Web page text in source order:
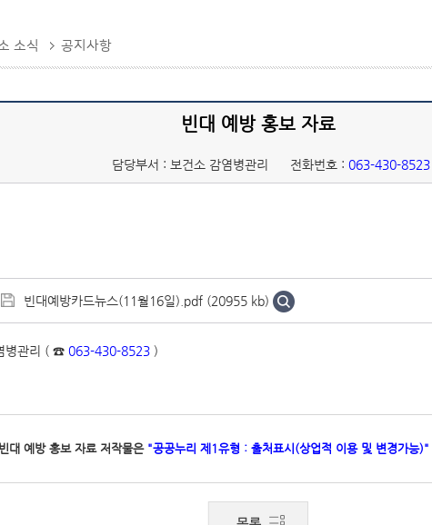
소식 공지사항
빈대 예방 홍보 자료
담당부서 : 보건소 감염병관리 전화번호 : 063-430-8523
빈대예방카드뉴스(11월16일).pdf (20955 kb)
병관리 ( ☎ 063-430-8523 )
빈대 예방 홍보 자료 저작물은 "공공누리 제1유형 : 출처표시(상업적 이용 및 변경가능)"